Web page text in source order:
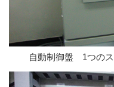
自動制御盤 1つの